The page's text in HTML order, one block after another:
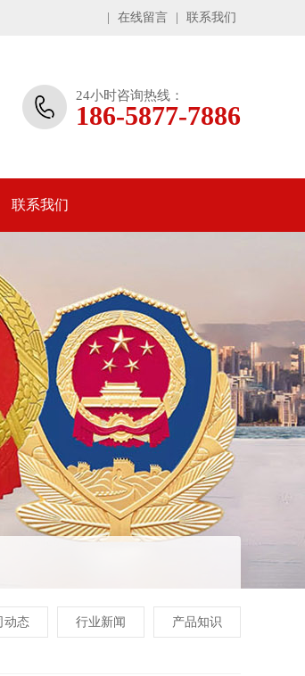
在线留言 联系我们
24小时咨询热线：
186-5877-7886
联系我们
动态 行业新闻 产品知识